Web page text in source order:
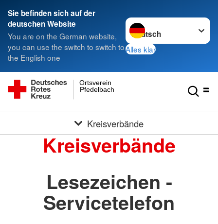
Sie befinden sich auf der
deutschen Website
You are on the German website,
you can use the switch to switch to
the English one
Sprache wechseln zu
Alles klar
Pfedelbach
Ortsverein
Kreisverbände
Kreisverbände
Lesezeichen -
Servicetelefon